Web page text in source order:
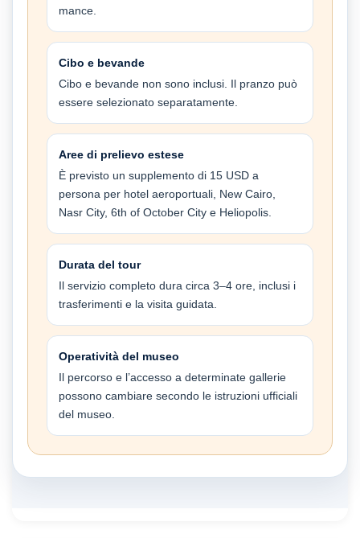
mance.
Cibo e bevande
Cibo e bevande non sono inclusi. Il pranzo può
essere selezionato separatamente.
Aree di prelievo estese
È previsto un supplemento di 15 USD a
persona per hotel aeroportuali, New Cairo,
Nasr City, 6th of October City e Heliopolis.
Durata del tour
Il servizio completo dura circa 3–4 ore, inclusi i
trasferimenti e la visita guidata.
Operatività del museo
Il percorso e l’accesso a determinate gallerie
possono cambiare secondo le istruzioni ufficiali
del museo.